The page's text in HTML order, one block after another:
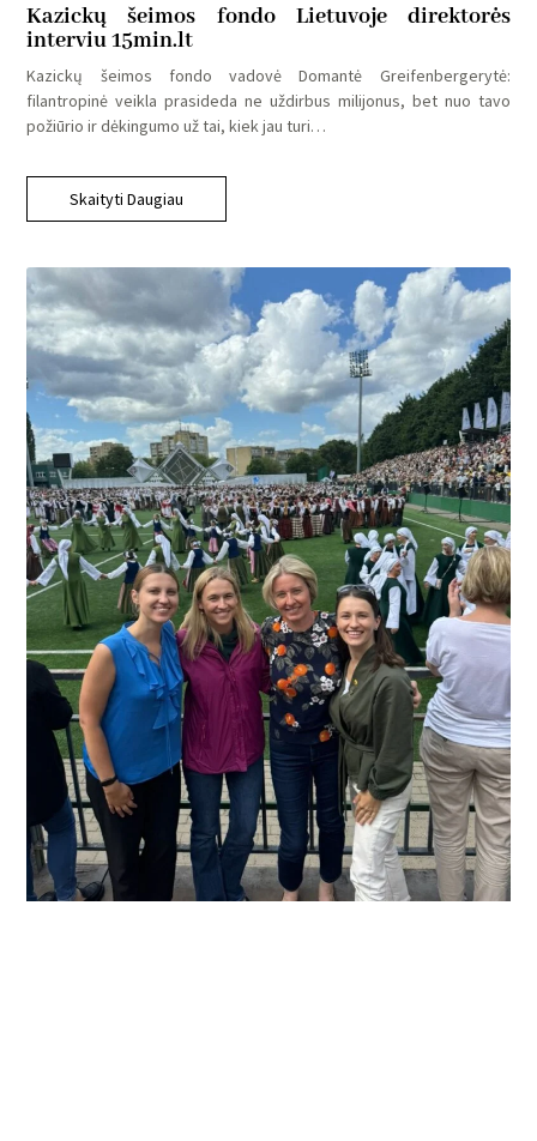
Kazickų šeimos fondo Lietuvoje direktorės
interviu 15min.lt
Kazickų šeimos fondo vadovė Domantė Greifenbergerytė:
filantropinė veikla prasideda ne uždirbus milijonus, bet nuo tavo
požiūrio ir dėkingumo už tai, kiek jau turi…
Skaityti Daugiau